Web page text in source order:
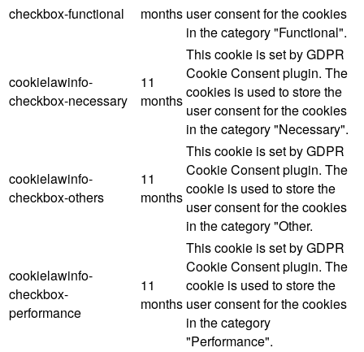
checkbox-functional
months user consent for the cookies
in the category "Functional".
cookielawinfo-
checkbox-necessary
11
months
This cookie is set by GDPR
Cookie Consent plugin. The
cookies is used to store the
user consent for the cookies
in the category "Necessary".
cookielawinfo-
checkbox-others
11
months
This cookie is set by GDPR
Cookie Consent plugin. The
cookie is used to store the
user consent for the cookies
in the category "Other.
cookielawinfo-
checkbox-
performance
11
months
This cookie is set by GDPR
Cookie Consent plugin. The
cookie is used to store the
user consent for the cookies
in the category
"Performance".